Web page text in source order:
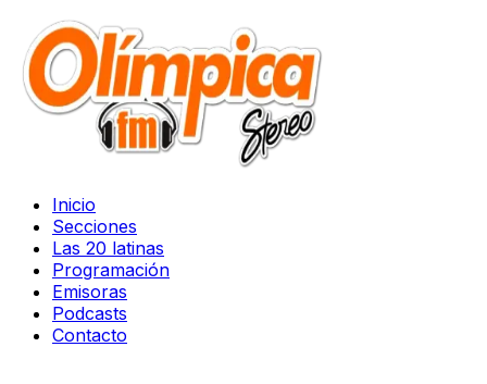
Inicio
Secciones
Las 20 latinas
Programación
Emisoras
Podcasts
Contacto